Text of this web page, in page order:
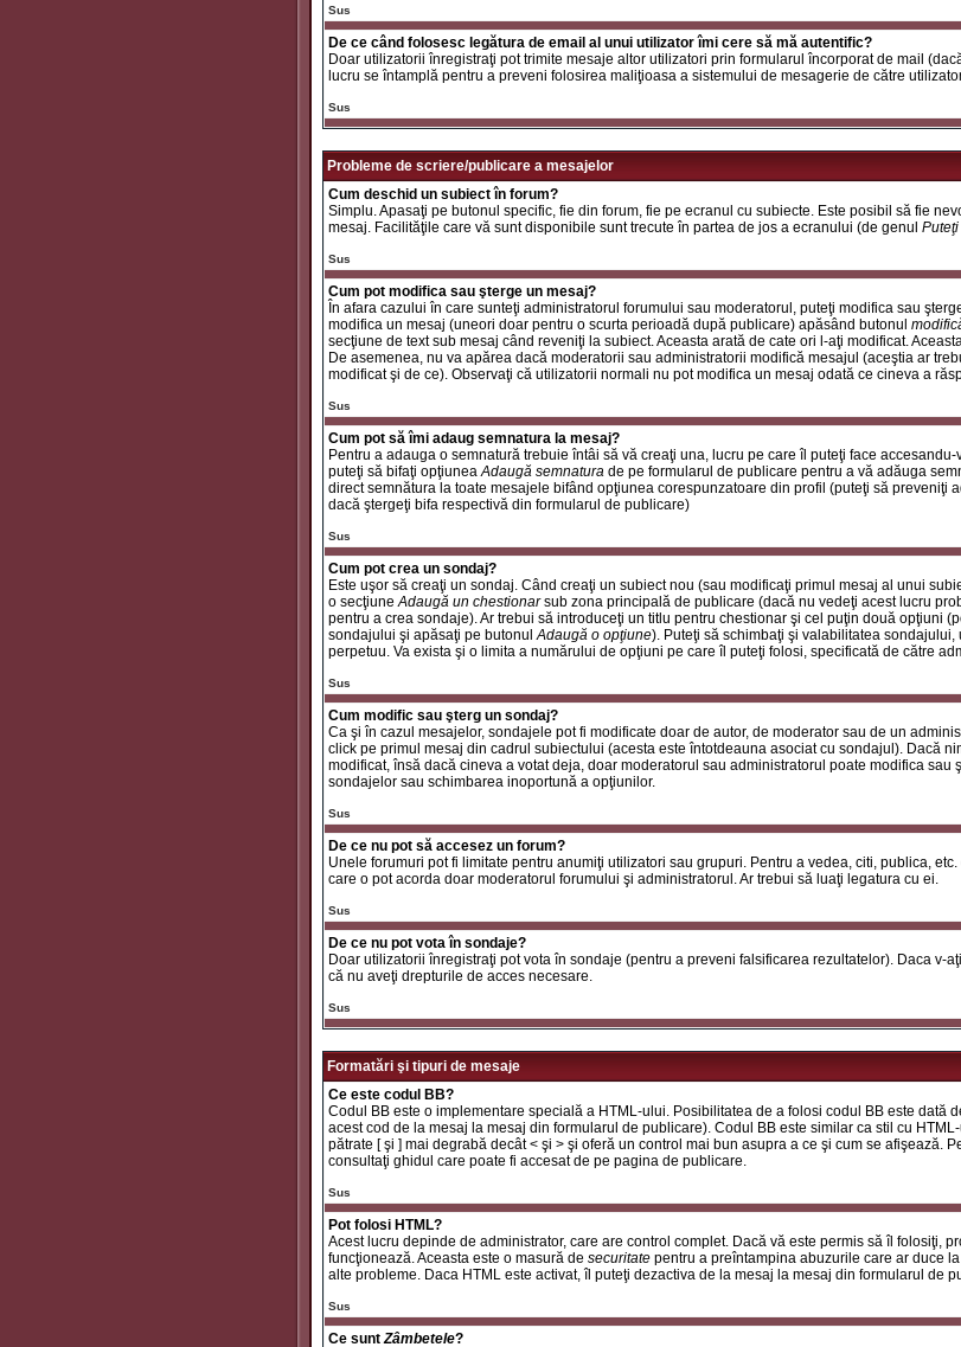
Sus
De ce când folosesc legătura de email al unui utilizator îmi cere să mă autentific?
Doar utilizatorii înregistraţi pot trimite mesaje altor utilizatori prin formularul încorporat de mail
lucru se întamplă pentru a preveni folosirea maliţioasa a sistemului de mesagerie de către
Sus
Probleme de scriere/publicare a mesajelor
Cum deschid un subiect în forum?
Simplu. Apasaţi pe butonul specific, fie din forum, fie pe ecranul cu subiecte. Este posibil să fie
mesaj. Facilităţile care vă sunt disponibile sunt trecute în partea de jos a ecranului (de genul
Sus
Cum pot modifica sau şterge un mesaj?
În afara cazului în care sunteţi administratorul forumului sau moderatorul, puteţi modifica sau
modifica un mesaj (uneori doar pentru o scurta perioadă după publicare) apăsând butonul
secţiune de text sub mesaj când reveniţi la subiect. Aceasta arată de cate ori l-aţi modificat.
De asemenea, nu va apărea dacă moderatorii sau administratorii modifică mesajul (aceştia ar
modificat şi de ce). Observaţi că utilizatorii normali nu pot modifica un mesaj odată ce cineva a
Sus
Cum pot să îmi adaug semnatura la mesaj?
Pentru a adauga o semnatură trebuie întâi să vă creaţi una, lucru pe care îl puteţi face
puteţi să bifaţi opţiuneaAdaugă semnatura de pe formularul de publicare pentru a vă adăuga
direct semnătura la toate mesajele bifând opţiunea corespunzatoare din profil (puteţi să preveniţi
dacă ştergeţi bifa respectivă din formularul de publicare)
Sus
Cum pot crea un sondaj?
Este uşor să creaţi un sondaj. Când creaţi un subiect nou (sau modificaţi primul mesaj al unui
o secţiuneAdaugă un chestionarsub zona principală de publicare (dacă nu vedeţi acest lucru
pentru a crea sondaje). Ar trebui să introduceţi un titlu pentru chestionar şi cel puţin două opţiuni
sondajului şi apăsaţi pe butonulAdaugă o opţiune). Puteţi să schimbaţi şi valabilitatea
perpetuu. Va exista şi o limita a numărului de opţiuni pe care îl puteţi folosi, specificată de către
Sus
Cum modific sau şterg un sondaj?
Ca şi în cazul mesajelor, sondajele pot fi modificate doar de autor, de moderator sau de un
click pe primul mesaj din cadrul subiectului (acesta este întotdeauna asociat cu sondajul). Dacă
modificat, însă dacă cineva a votat deja, doar moderatorul sau administratorul poate modifica sau
sondajelor sau schimbarea inoportună a opţiunilor.
Sus
De ce nu pot să accesez un forum?
Unele forumuri pot fi limitate pentru anumiţi utilizatori sau grupuri. Pentru a vedea, citi, publica,
care o pot acorda doar moderatorul forumului şi administratorul. Ar trebui să luaţi legatura cu ei.
Sus
De ce nu pot vota în sondaje?
Doar utilizatorii înregistraţi pot vota în sondaje (pentru a preveni falsificarea rezultatelor). Daca v-
că nu aveţi drepturile de acces necesare.
Sus
Formatări şi tipuri de mesaje
Ce este codul BB?
Codul BB este o implementare specială a HTML-ului. Posibilitatea de a folosi codul BB este dată
acest cod de la mesaj la mesaj din formularul de publicare). Codul BB este similar ca stil cu
pătrate [ şi ] mai degrabă decât < şi > şi oferă un control mai bun asupra a ce şi cum se afişează.
consultaţi ghidul care poate fi accesat de pe pagina de publicare.
Sus
Pot folosi HTML?
Acest lucru depinde de administrator, care are control complet. Dacă vă este permis să îl folosiţi,
funcţionează. Aceasta este o masură de securitate pentru a preîntampina abuzurile care ar duce
alte probleme. Daca HTML este activat, îl puteţi dezactiva de la mesaj la mesaj din formularul de
Sus
Ce suntZâmbetele?